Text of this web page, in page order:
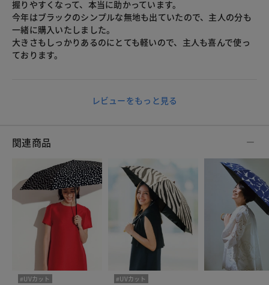
握りやすくなって、本当に助かっています。
今年はブラックのシンプルな無地も出ていたので、主人の分も
一緒に購入いたしました。
大きさもしっかりあるのにとても軽いので、主人も喜んで使っ
ております。
レビューをもっと見る
関連商品
#UVカット #UVカット